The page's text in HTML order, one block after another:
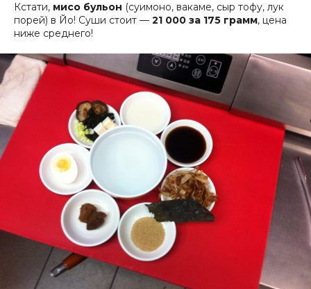
Кстати, мисо бульон (суимоно, вакаме, сыр тофу, лук
порей) в Йо! Суши стоит — 21 000 за 175 грамм, цена
ниже среднего!